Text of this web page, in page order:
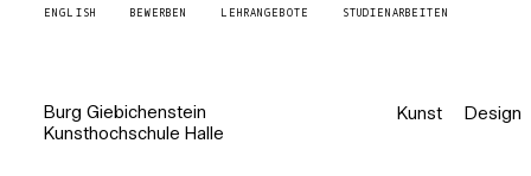
ENGLISH BEWERBEN LEHRANGEBOTE STUDIENARBEITEN
Burg Giebichenstein
Kunsthochschule Halle
Kunst Design